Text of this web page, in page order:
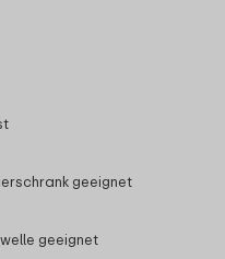
geeignet
geeignet